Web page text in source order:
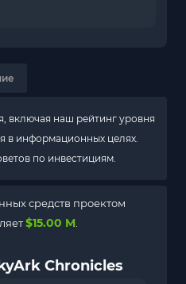
включая наш рейтинг уровня
в информационных целях.
по инвестициям.
средств проектом
$15.00 M
Chronicles